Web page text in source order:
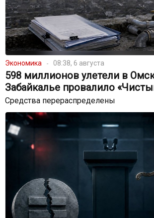
Экономика 08:38, 6 августа
598 миллионов улетели в
Забайкалье провалило
Средства перераспределены